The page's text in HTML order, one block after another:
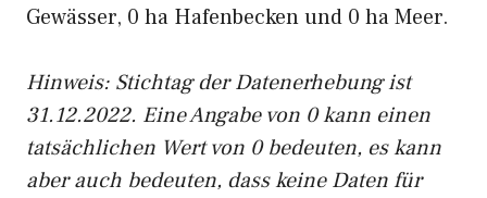
Gewässer, 0 ha Hafenbecken und 0 ha Meer.
Hinweis: Stichtag der Datenerhebung ist
31.12.2022. Eine Angabe von 0 kann einen
tatsächlichen Wert von 0 bedeuten, es kann
aber auch bedeuten, dass keine Daten für